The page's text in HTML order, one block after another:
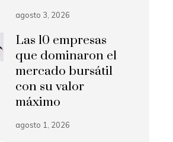
agosto 3, 2026
Las 10 empresas
que dominaron el
mercado bursátil
con su valor
máximo
agosto 1, 2026